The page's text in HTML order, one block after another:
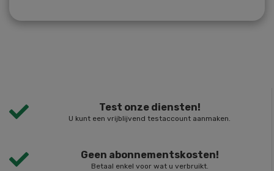
Test onze diensten!
U kunt een vrijblijvend testaccount aanmaken.
Geen abonnementskosten!
Betaal enkel voor wat u verbruikt.